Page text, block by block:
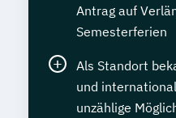
Antrag auf
Semesterferien
Als Standort
und
unzählige